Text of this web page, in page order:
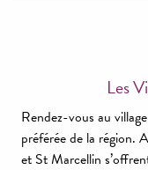
Les
Rendez-vous au
préférée de la région.
et St Marcellin